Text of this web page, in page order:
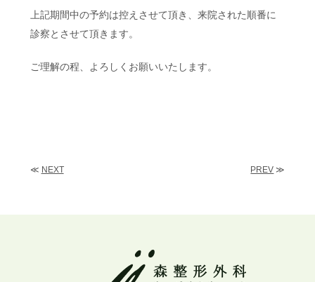
上記期間中の予約は控えさせて頂き、来院された順番に
診察とさせて頂きます。
ご理解の程、よろしくお願いいたします。
≪ NEXT PREV ≫